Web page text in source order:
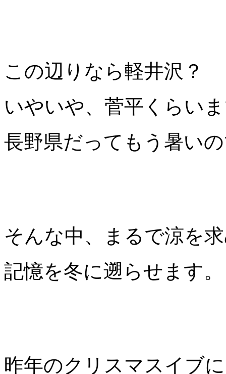
この辺りなら軽井沢？
いやいや、菅平くらい
長野県だってもう暑い
そんな中、まるで涼を
記憶を冬に遡らせます。
昨年のクリスマスイブ